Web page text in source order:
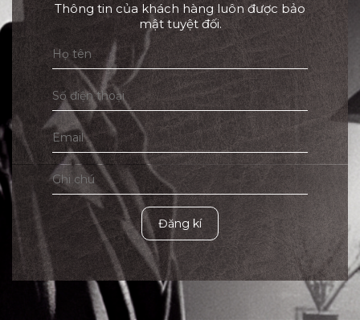
Thông tin của khách hàng luôn được bảo
mật tuyệt đối.
Đăng kí